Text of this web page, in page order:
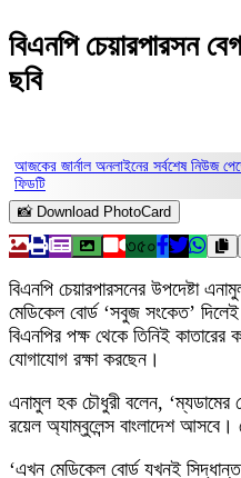
বিএনপি চেয়ারপারসন
ছবি
আজকের জার্নাল অনলাইনের সর্বশেষ নিউজ
ফিডটি
📸 Download PhotoCard
৩৫০
বিএনপি চেয়ারপারসনের উপদেষ্টা
মেডিকেল বোর্ড ‘সবুজ সংকেত’
বিএনপির পক্ষ থেকে তিনিই কাতারের
যোগাযোগ রক্ষা করছেন।
এনামুল হক চৌধুরী বলেন, ‘ম্যডামের
রয়েল অ্যাম্বুলেন্স বাংলাদেশ
‘এখন মেডিকেল বোর্ড যখনই